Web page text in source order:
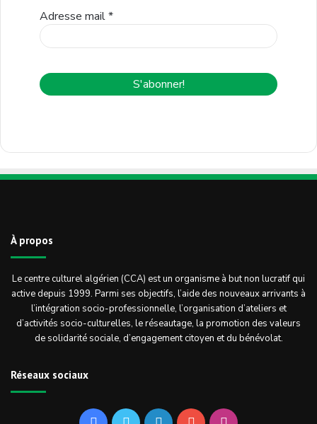
Adresse mail*
À propos
Le centre culturel algérien (CCA) est un organisme à but non lucratif qui
active depuis 1999. Parmi ses objectifs, l’aide des nouveaux arrivants à
l’intégration socio-professionnelle, l’organisation d’ateliers et
d’activités socio-culturelles, le réseautage, la promotion des valeurs
de solidarité sociale, d’engagement citoyen et du bénévolat.
Réseaux sociaux